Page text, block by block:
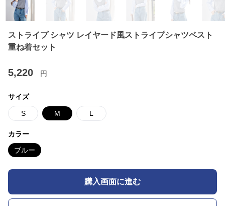
ストライプ シャツ レイヤード風ストライプシャツベスト
重ね着セット
5,220 円
サイズ
S M L
カラー
ブルー
購入画面に進む